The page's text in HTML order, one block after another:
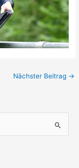
Nächster Beitrag →